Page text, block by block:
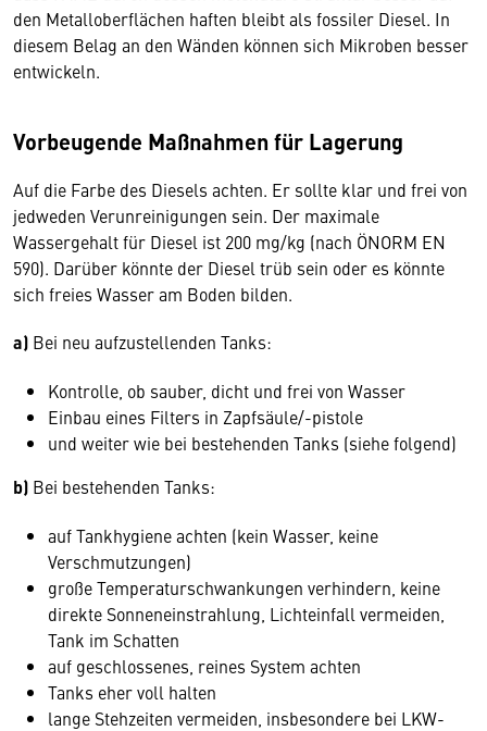
den Metalloberflächen haften bleibt als fossiler Diesel. In
diesem Belag an den Wänden können sich Mikroben besser
entwickeln.
Vorbeugende Maßnahmen für Lagerung
Auf die Farbe des Diesels achten. Er sollte klar und frei von
jedweden Verunreinigungen sein. Der maximale
Wassergehalt für Diesel ist 200 mg/kg (nach ÖNORM EN
590). Darüber könnte der Diesel trüb sein oder es könnte
sich freies Wasser am Boden bilden.
a) Bei neu aufzustellenden Tanks:
Kontrolle, ob sauber, dicht und frei von Wasser
Einbau eines Filters in Zapfsäule/-pistole
und weiter wie bei bestehenden Tanks (siehe folgend)
b) Bei bestehenden Tanks:
auf Tankhygiene achten (kein Wasser, keine
Verschmutzungen)
große Temperaturschwankungen verhindern, keine
direkte Sonneneinstrahlung, Lichteinfall vermeiden,
Tank im Schatten
auf geschlossenes, reines System achten
Tanks eher voll halten
lange Stehzeiten vermeiden, insbesondere bei LKW-